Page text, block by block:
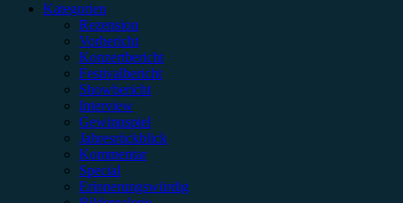
Kategorien
Rezension
Vorbericht
Konzertbericht
Festivalbericht
Showbericht
Interview
Gewinnspiel
Jahresrückblick
Kommentar
Special
Erinnerungswürdig